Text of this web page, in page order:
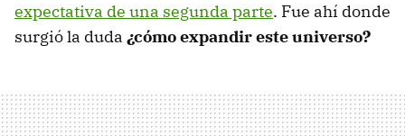
expectativa de una segunda parte. Fue ahí donde
surgió la duda ¿cómo expandir este universo?